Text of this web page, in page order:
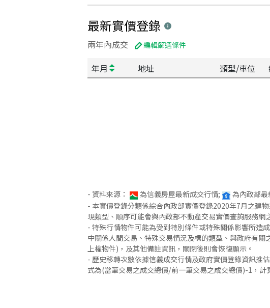
最新實價登錄
兩年內成交 編輯篩選條件
年月 地址 類型/車位
- 資料來源： 為信義房屋最新成交行情; 為內政部
- 本實價登錄分類係綜合內政部實價登錄2020年7月之建
現類型、順序可能會與內政部不動產交易實價查詢服務網
- 特殊行情物件可能為受到特別條件或特殊關係影響所造
中關係人間交易、特殊交易情況及標的類型、與政府有
上權物件)，及其他備註資訊，關閉後則會恢復顯示。
- 歷史移轉次數依據信義成交行情及政府實價登錄資訊推
式為(當筆交易之成交總價/前一筆交易之成交總價)-1，